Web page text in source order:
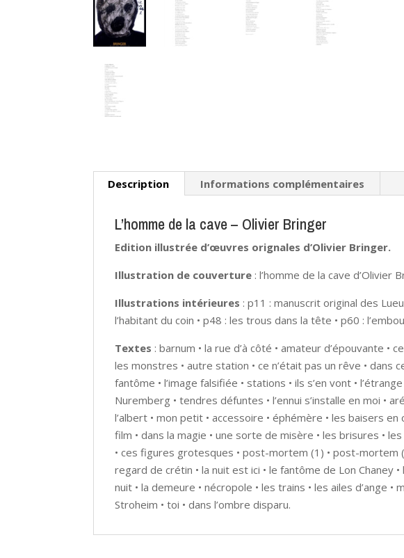
Description Informations complémentaires
L’homme de la cave – Olivier Bringer
Edition illustrée d’œuvres orignales d’Olivier Bringer.
Illustration de couverture : l’homme de la cave d’Olivier
Illustrations intérieures : p11 : manuscrit original des
l’habitant du coin • p48 : les trous dans la tête • p60 :
Textes : barnum • la rue d’à côté • amateur d’épouvante •
les monstres • autre station • ce n’était pas un rêve • dans
fantôme • l’image falsifiée • stations • ils s’en vont •
Nuremberg • tendres défuntes • l’ennui s’installe en moi •
l’albert • mon petit • accessoire • éphémère • les baisers en
film • dans la magie • une sorte de misère • les brisures •
• ces figures grotesques • post-mortem (1) • post-mortem
regard de crétin • la nuit est ici • le fantôme de Lon Chaney
nuit • la demeure • nécropole • les trains • les ailes d’ange
Stroheim • toi • dans l’ombre disparu.